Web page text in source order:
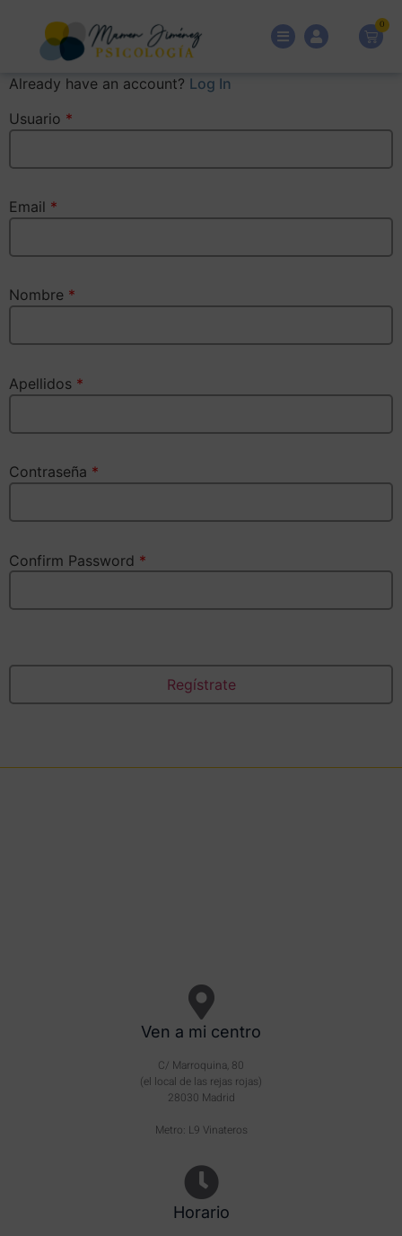
0
Already have an account? Log In
Usuario *
Email *
Nombre *
Apellidos *
Contraseña *
Confirm Password *
Ven a mi centro
C/ Marroquina, 80
(el local de las rejas rojas)
28030 Madrid
Metro: L9 Vinateros
Horario